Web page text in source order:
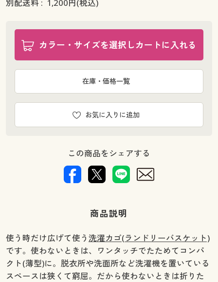
別配送料 : 1,200円(税込)
カラー・サイズを選択しカートに入れる
お気に入りに追加
在庫・価格一覧
この商品をシェアする
商品説明
使う時だけ広げて使う 洗濯カゴ(ランドリーバスケット)
です。使わないときは、ワンタッチでたためてコンパ
クト(薄型)に。脱衣所や洗面所など洗濯機を置いている
スペースは狭くて窮屈。だから使わないときは折りた